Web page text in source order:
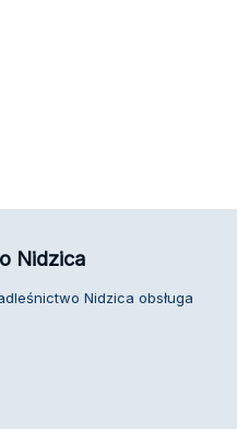
Nidzica
Nidzica obsługa